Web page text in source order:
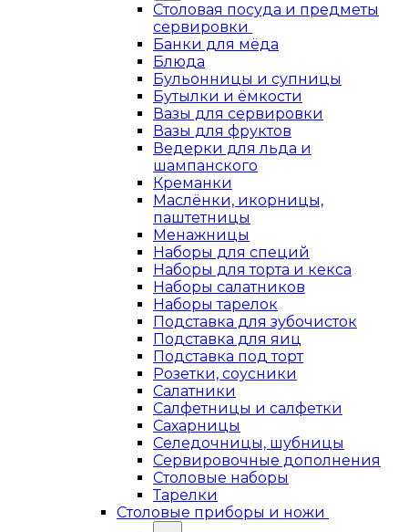
Столовая посуда и предметы
сервировки
Банки для мёда
Блюда
Бульонницы и супницы
Бутылки и ёмкости
Вазы для сервировки
Вазы для фруктов
Ведерки для льда и
шампанского
Креманки
Маслёнки, икорницы,
паштетницы
Менажницы
Наборы для специй
Наборы для торта и кекса
Наборы салатников
Наборы тарелок
Подставка для зубочисток
Подставка для яиц
Подставка под торт
Розетки, соусники
Салатники
Салфетницы и салфетки
Сахарницы
Селедочницы, шубницы
Сервировочные дополнения
Столовые наборы
Тарелки
Столовые приборы и ножи